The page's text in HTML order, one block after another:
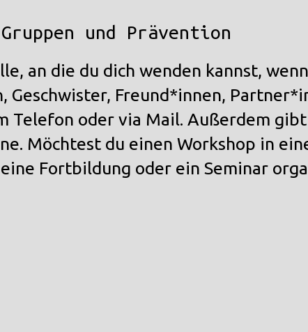
und Prävention
an die du dich wenden kannst,
Freund*innen,
Telefon oder via Mail. Außerdem
Möchtest du einen Workshop in
Fortbildung oder ein Seminar